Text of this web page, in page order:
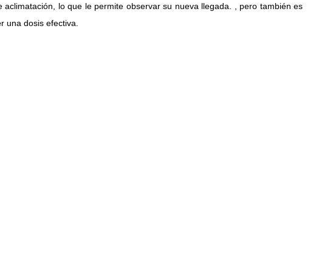
lo que le permite observar su nueva llegada. , pero también es
una dosis efectiva.